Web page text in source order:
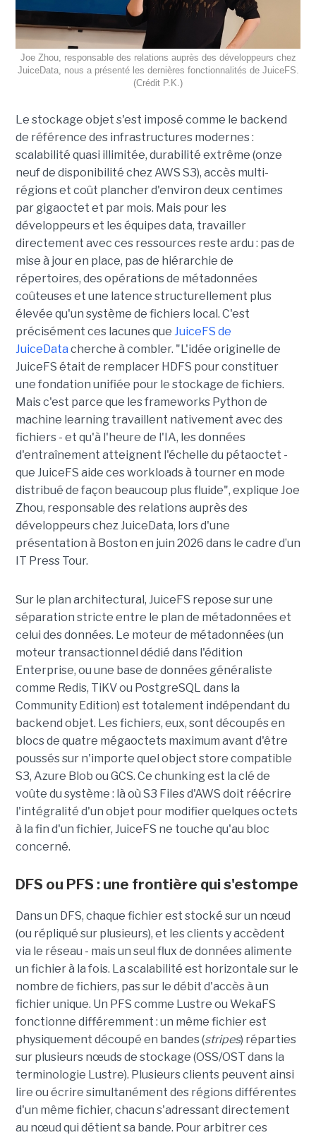
Joe Zhou, responsable des relations auprès des développeurs chez
JuiceData, nous a présenté les dernières fonctionnalités de JuiceFS.
(Crédit P.K.)
Le stockage objet s'est imposé comme le backend
de référence des infrastructures modernes :
scalabilité quasi illimitée, durabilité extrême (onze
neuf de disponibilité chez AWS S3), accès multi-
régions et coût plancher d'environ deux centimes
par gigaoctet et par mois. Mais pour les
développeurs et les équipes data, travailler
directement avec ces ressources reste ardu : pas de
mise à jour en place, pas de hiérarchie de
répertoires, des opérations de métadonnées
coûteuses et une latence structurellement plus
élevée qu'un système de fichiers local. C'est
précisément ces lacunes que JuiceFS de
JuiceData cherche à combler. "L'idée originelle de
JuiceFS était de remplacer HDFS pour constituer
une fondation unifiée pour le stockage de fichiers.
Mais c'est parce que les frameworks Python de
machine learning travaillent nativement avec des
fichiers - et qu'à l'heure de l'IA, les données
d'entraînement atteignent l'échelle du pétaoctet -
que JuiceFS aide ces workloads à tourner en mode
distribué de façon beaucoup plus fluide", explique Joe
Zhou, responsable des relations auprès des
développeurs chez JuiceData, lors d'une
présentation à Boston en juin 2026 dans le cadre d’un
IT Press Tour.
Sur le plan architectural, JuiceFS repose sur une
séparation stricte entre le plan de métadonnées et
celui des données. Le moteur de métadonnées (un
moteur transactionnel dédié dans l'édition
Enterprise, ou une base de données généraliste
comme Redis, TiKV ou PostgreSQL dans la
Community Edition) est totalement indépendant du
backend objet. Les fichiers, eux, sont découpés en
blocs de quatre mégaoctets maximum avant d'être
poussés sur n'importe quel object store compatible
S3, Azure Blob ou GCS. Ce chunking est la clé de
voûte du système : là où S3 Files d'AWS doit réécrire
l'intégralité d'un objet pour modifier quelques octets
à la fin d'un fichier, JuiceFS ne touche qu'au bloc
concerné.
DFS ou PFS : une frontière qui s'estompe
Dans un DFS, chaque fichier est stocké sur un nœud
(ou répliqué sur plusieurs), et les clients y accèdent
via le réseau - mais un seul flux de données alimente
un fichier à la fois. La scalabilité est horizontale sur le
nombre de fichiers, pas sur le débit d'accès à un
fichier unique. Un PFS comme Lustre ou WekaFS
fonctionne différemment : un même fichier est
physiquement découpé en bandes (stripes) réparties
sur plusieurs nœuds de stockage (OSS/OST dans la
terminologie Lustre). Plusieurs clients peuvent ainsi
lire ou écrire simultanément des régions différentes
d'un même fichier, chacun s'adressant directement
au nœud qui détient sa bande. Pour arbitrer ces